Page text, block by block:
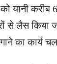
यानी करीब
से लैस किया
का कार्य